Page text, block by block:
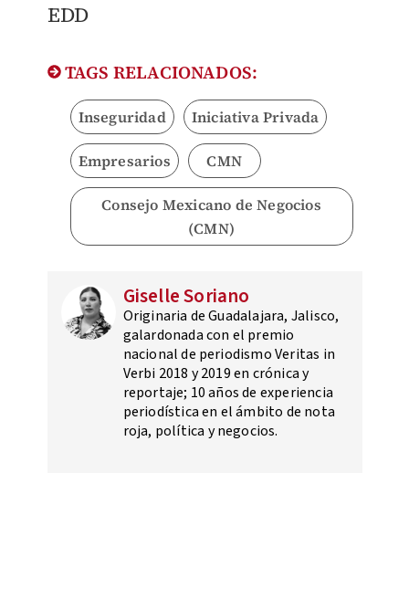
EDD
TAGS RELACIONADOS:
Inseguridad Iniciativa Privada
Empresarios CMN
Consejo Mexicano de Negocios
(CMN)
Giselle Soriano
Originaria de Guadalajara, Jalisco,
galardonada con el premio
nacional de periodismo Veritas in
Verbi 2018 y 2019 en crónica y
reportaje; 10 años de experiencia
periodística en el ámbito de nota
roja, política y negocios.